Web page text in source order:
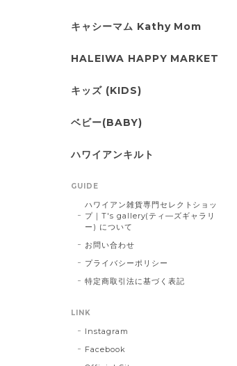
キャシーマム Kathy Mom
HALEIWA HAPPY MARKET
キッズ (KIDS)
ベビー(BABY)
ハワイアンキルト
GUIDE
ハワイアン雑貨専門セレクトショッ
プ｜T's gallery(ティ―ズギャラリ
ー) について
お問い合わせ
プライバシーポリシー
特定商取引法に基づく表記
LINK
Instagram
Facebook